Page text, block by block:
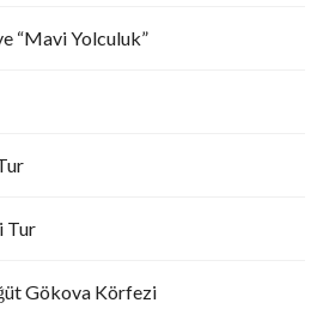
“Mavi Yolculuk”
Tur
Gökova Körfezi